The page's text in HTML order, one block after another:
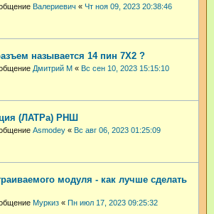
Валериевич « Чт ноя 09, 2023 20:38:46
называется 14 пин 7Х2 ?
Дмитрий М « Вс сен 10, 2023 15:15:10
(ЛАТРа) РНШ
Asmodey « Вс авг 06, 2023 01:25:09
модуля - как лучше сделать
Муркиз « Пн июл 17, 2023 09:25:32